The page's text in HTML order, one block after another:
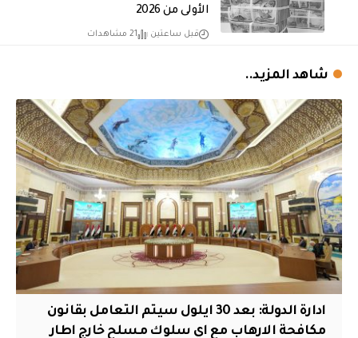
الأولى من 2026
قبل ساعتين 21 مشاهدات
شاهد المزيد..
ادارة الدولة: بعد 30 ايلول سيتم التعامل بقانون
مكافحة الارهاب مع اي سلوك مسلح خارج اطار